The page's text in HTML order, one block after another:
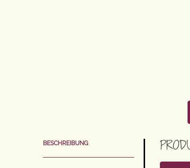
BESCHREIBUNG